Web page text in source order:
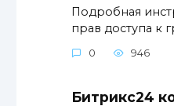
Подробная
прав доступа к
0 946
Битрикс24